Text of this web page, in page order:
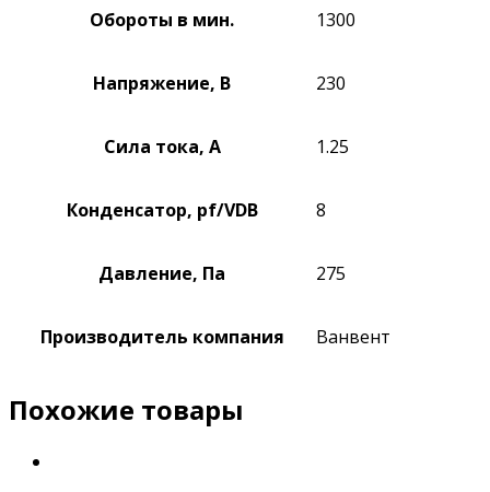
Обороты в мин. 1300
Напряжение, В 230
Сила тока, А 1.25
Конденсатор, pf/VDB 8
Давление, Па 275
Производитель компания Ванвент
Похожие товары